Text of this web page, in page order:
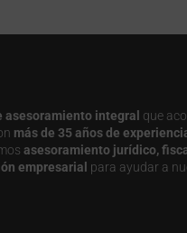
asesoramiento integral que
más de 35 años de
asesoramiento jurídico,
empresarial para ayudar a